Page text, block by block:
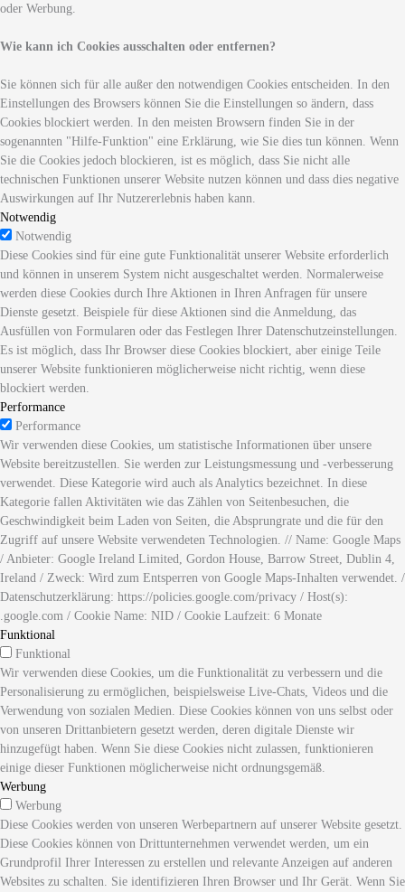
oder Werbung.
Wie kann ich Cookies ausschalten oder entfernen?
Sie können sich für alle außer den notwendigen Cookies entscheiden. In den
Einstellungen des Browsers können Sie die Einstellungen so ändern, dass
Cookies blockiert werden. In den meisten Browsern finden Sie in der
sogenannten "Hilfe-Funktion" eine Erklärung, wie Sie dies tun können. Wenn
Sie die Cookies jedoch blockieren, ist es möglich, dass Sie nicht alle
technischen Funktionen unserer Website nutzen können und dass dies negative
Auswirkungen auf Ihr Nutzererlebnis haben kann.
Notwendig
Notwendig
Diese Cookies sind für eine gute Funktionalität unserer Website erforderlich
und können in unserem System nicht ausgeschaltet werden. Normalerweise
werden diese Cookies durch Ihre Aktionen in Ihren Anfragen für unsere
Dienste gesetzt. Beispiele für diese Aktionen sind die Anmeldung, das
Ausfüllen von Formularen oder das Festlegen Ihrer Datenschutzeinstellungen.
Es ist möglich, dass Ihr Browser diese Cookies blockiert, aber einige Teile
unserer Website funktionieren möglicherweise nicht richtig, wenn diese
blockiert werden.
Performance
Performance
Wir verwenden diese Cookies, um statistische Informationen über unsere
Website bereitzustellen. Sie werden zur Leistungsmessung und -verbesserung
verwendet. Diese Kategorie wird auch als Analytics bezeichnet. In diese
Kategorie fallen Aktivitäten wie das Zählen von Seitenbesuchen, die
Geschwindigkeit beim Laden von Seiten, die Absprungrate und die für den
Zugriff auf unsere Website verwendeten Technologien. // Name: Google Maps
/ Anbieter: Google Ireland Limited, Gordon House, Barrow Street, Dublin 4,
Ireland / Zweck: Wird zum Entsperren von Google Maps-Inhalten verwendet. /
Datenschutzerklärung: https://policies.google.com/privacy / Host(s):
.google.com / Cookie Name: NID / Cookie Laufzeit: 6 Monate
Funktional
Funktional
Wir verwenden diese Cookies, um die Funktionalität zu verbessern und die
Personalisierung zu ermöglichen, beispielsweise Live-Chats, Videos und die
Verwendung von sozialen Medien. Diese Cookies können von uns selbst oder
von unseren Drittanbietern gesetzt werden, deren digitale Dienste wir
hinzugefügt haben. Wenn Sie diese Cookies nicht zulassen, funktionieren
einige dieser Funktionen möglicherweise nicht ordnungsgemäß.
Werbung
Werbung
Diese Cookies werden von unseren Werbepartnern auf unserer Website gesetzt.
Diese Cookies können von Drittunternehmen verwendet werden, um ein
Grundprofil Ihrer Interessen zu erstellen und relevante Anzeigen auf anderen
Websites zu schalten. Sie identifizieren Ihren Browser und Ihr Gerät. Wenn Sie